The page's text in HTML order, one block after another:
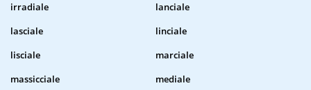
irradiale
lanciale
lasciale
linciale
lisciale
marciale
massicciale
mediale